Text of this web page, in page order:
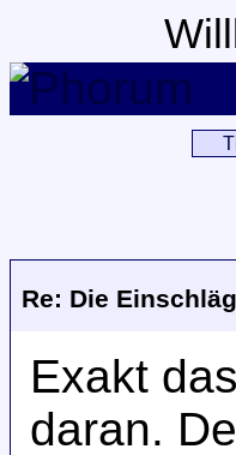
Re: Die
Exakt
daran.